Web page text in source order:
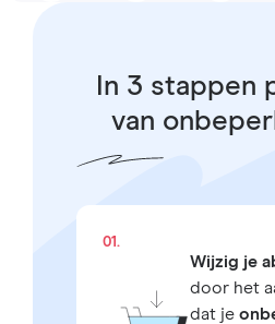
In 3 stappen
van
01.
Wijzig je
door het
dat je